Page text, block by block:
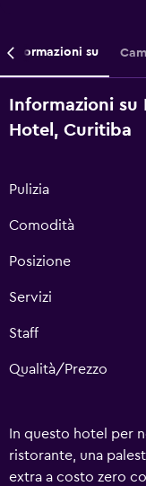
Informazioni su
Informazioni
Hotel, Curitiba
Pulizia
Comodità
Posizione
Servizi
Staff
Qualità/Prezzo
In questo hotel per
ristorante, una
extra a costo zero